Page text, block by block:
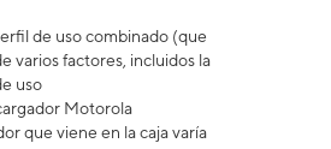
de uso combinado (que
varios factores, incluidos la
uso
Motorola
que viene en la caja varía